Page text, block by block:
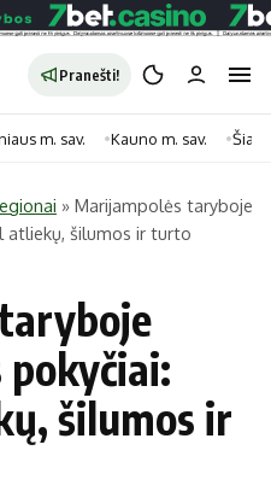
Pranešti!
Kategorijos
Gyvenimas
Horoskopai
Laisvalaikis
Maistas
m. sav. Kauno m. sav.
» Marijampolės taryboje
atliekų, šilumos ir turto
šilumos ir